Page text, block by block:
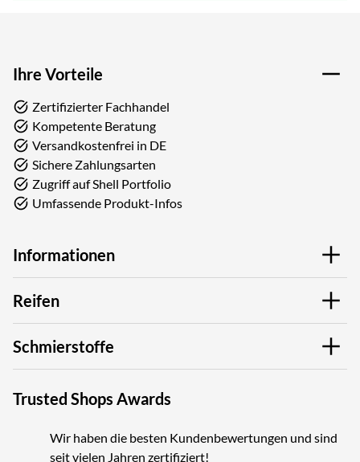
Ihre Vorteile
Zertifizierter Fachhandel
Kompetente Beratung
Versandkostenfrei in DE
Sichere Zahlungsarten
Zugriff auf Shell Portfolio
Umfassende Produkt-Infos
Informationen
Reifen
Schmierstoffe
Trusted Shops Awards
Wir haben die besten Kundenbewertungen und sind
seit vielen Jahren zertifiziert!